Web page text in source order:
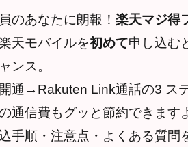
のあなたに朗報！楽天マジ得
天モバイルを初めて申し込む
ンス。
通→Rakuten Link通話の3 ス
通信費もグッと節約できます
手順・注意点・よくある質問